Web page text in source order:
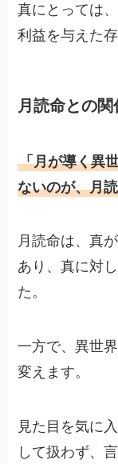
真にとっては
利益を与えた存
月読命との関
「月が導く異
ないのが、月
月読命は、真
あり、真に対
た。
一方で、異世
変えます。
見た目を気に
して扱わず、